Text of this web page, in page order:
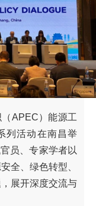
APEC）能源工
列活动在南昌举
员、专家学者以
全、绿色转型、
展开深度交流与